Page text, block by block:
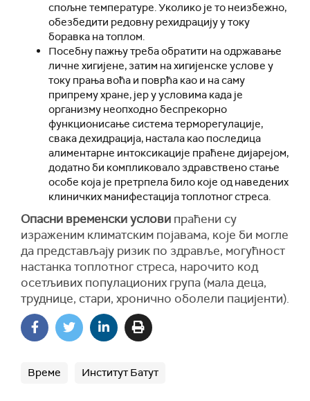
спољне температуре. Уколико је то неизбежно,
обезбедити редовну рехидрацију у току
боравка на топлом.
Посебну пажњу треба обратити на одржавање
личне хигијене, затим на хигијенске услове у
току прања воћа и поврћа као и на саму
припрему хране, јер у условима када је
организму неопходно беспрекорно
функционисање система терморегулације,
свака дехидрација, настала као последица
алиментарне интоксикације праћене дијарејом,
додатно би компликовало здравствено стање
особе која је претрпела било које од наведених
клиничких манифестација топлотног стреса.
Опасни временски услови праћени су
израженим климатским појавама, које би могле
да представљају ризик по здравље, могућност
настанка топлотног стреса, нарочито код
осетљивих популационих група (мала деца,
труднице, стари, хронично оболели пацијенти).
Време Институт Батут